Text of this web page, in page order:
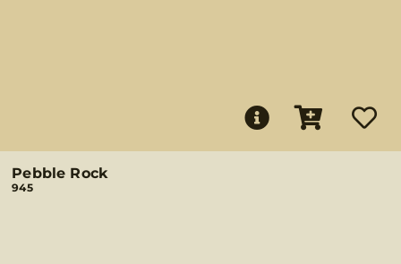
Pebble Rock
945